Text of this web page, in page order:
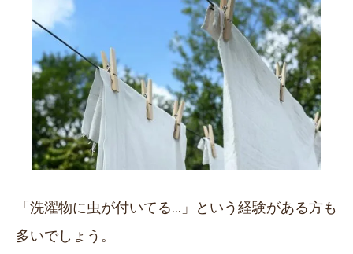
「洗濯物に虫が付いてる…」という経験がある方も
多いでしょう。